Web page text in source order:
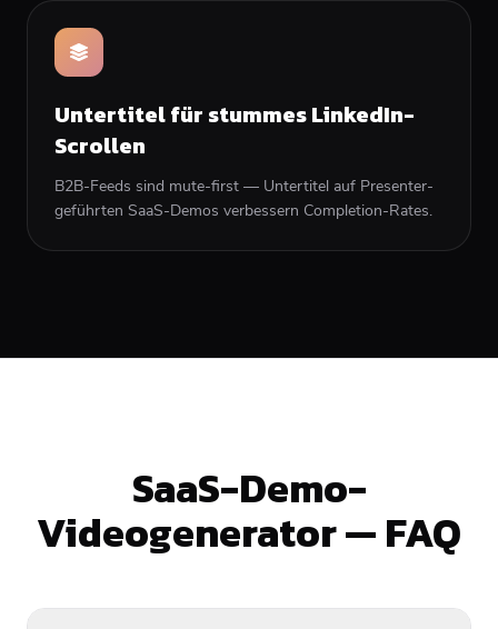
Untertitel für stummes LinkedIn-
Scrollen
B2B-Feeds sind mute-first — Untertitel auf Presenter-
geführten SaaS-Demos verbessern Completion-Rates.
SaaS-Demo-
Videogenerator — FAQ